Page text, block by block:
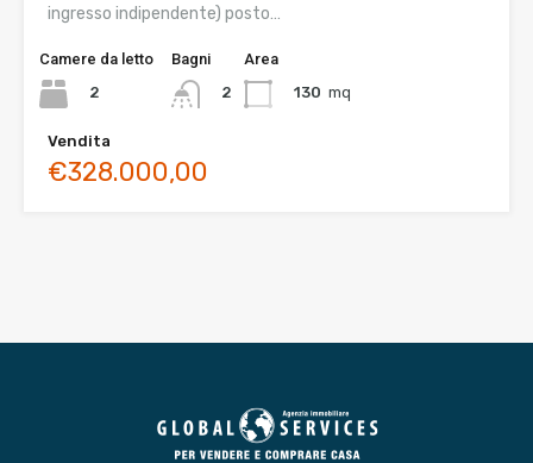
ingresso indipendente) posto…
Camere da letto
2
Bagni
2
Area
130 mq
Vendita
€328.000,00